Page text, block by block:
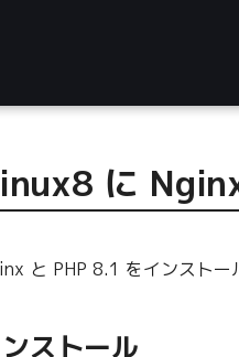
に
と PHP 8.1 をインストー
ストール